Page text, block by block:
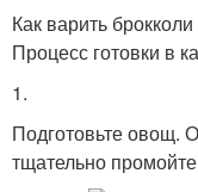
Как варить
Процесс готовки в
1.
Подготовьте овощ.
тщательно